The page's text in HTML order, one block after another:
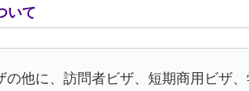
いて
の他に、訪問者ビザ、短期商用ビザ